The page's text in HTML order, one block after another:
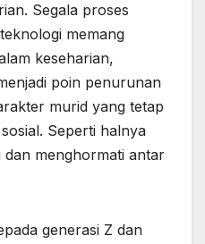
Segala proses
memang
keseharian,
poin penurunan
murid yang tetap
Seperti halnya
dan menghormati antar
generasi Z dan